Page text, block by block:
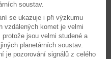
soustav.
se ukazuje i při výzkumu
vzdálených komet je velmi
jsou velmi studené a
planetárních soustav.
je pozorování signálů z celého